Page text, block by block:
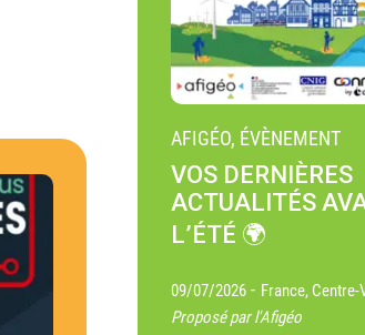
AFIGÉO, ÉVÈNEMENT
VOS DERNIÈRES
ACTUALITÉS
L’ÉTÉ 🌍
09/07/2026 - France, Centre-
Proposé par l'Afigéo